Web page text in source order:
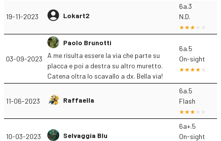
19-11-2023 Lokart2
6a.3
N.D.
03-09-2023
Paolo Brunotti
A me risulta essere la via che parte su
placca e poi a destra su altro muretto.
Catena oltra lo scavallo a dx. Bella via!
6a.5
On-sight
11-06-2023 Raffaella
6a.5
Flash
10-03-2023 Selvaggia Blu
6a+.5
On-sight